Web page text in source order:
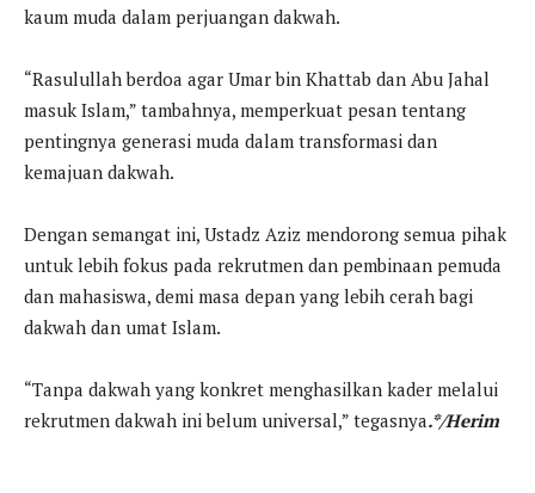
kaum muda dalam perjuangan dakwah.
“Rasulullah berdoa agar Umar bin Khattab dan Abu Jahal
masuk Islam,” tambahnya, memperkuat pesan tentang
pentingnya generasi muda dalam transformasi dan
kemajuan dakwah.
Dengan semangat ini, Ustadz Aziz mendorong semua pihak
untuk lebih fokus pada rekrutmen dan pembinaan pemuda
dan mahasiswa, demi masa depan yang lebih cerah bagi
dakwah dan umat Islam.
“Tanpa dakwah yang konkret menghasilkan kader melalui
rekrutmen dakwah ini belum universal,” tegasnya.*/Herim